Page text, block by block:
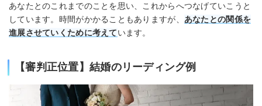
あなたとのこれまでのことを思い、これからへつなげていこうと
しています。時間がかかることもありますが、 あなたとの関係を
進展させていくために考えています。
【審判正位置】結婚のリーディング例